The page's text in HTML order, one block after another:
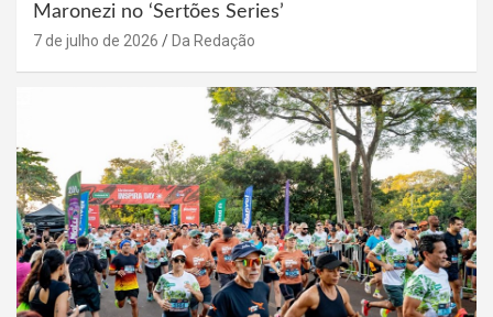
Maronezi no ‘Sertões Series’
7 de julho de 2026 Da Redação